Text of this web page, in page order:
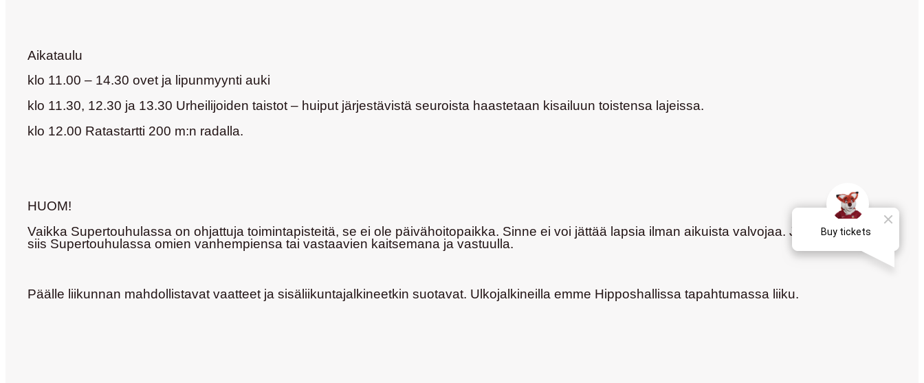
Aikataulu
klo 11.00 – 14.30 ovet ja lipunmyynti auki
klo 11.30, 12.30 ja 13.30 Urheilijoiden taistot – huiput järjestävistä seuroista haastetaan kisailuun toistensa lajeissa.
klo 12.00 Ratastartti 200 m:n radalla.
HUOM!
Vaikka Supertouhulassa on ohjattuja toimintapisteitä, se ei ole päivähoitopaikka. Sinne ei voi jättää lapsia ilman aikuista valvojaa. Jokainen lapsi on
siis Supertouhulassa omien vanhempiensa tai vastaavien kaitsemana ja vastuulla.
Päälle liikunnan mahdollistavat vaatteet ja sisäliikuntajalkineetkin suotavat. Ulkojalkineilla emme Hipposhallissa tapahtumassa liiku.